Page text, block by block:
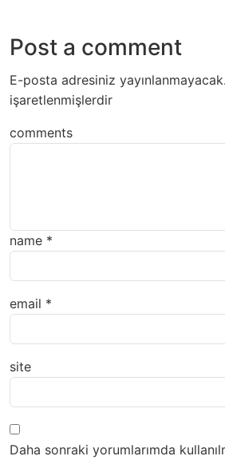
Post a comment
E-posta adresiniz yayınlanmayacak.
işaretlenmişlerdir
comments
name *
email *
site
Daha sonraki yorumlarımda